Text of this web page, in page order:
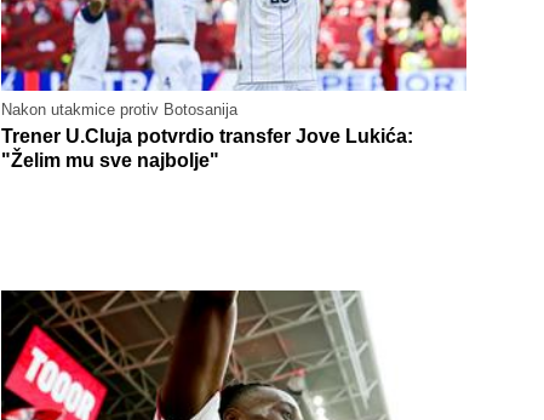
Nakon utakmice protiv Botosanija
Trener U.Cluja potvrdio transfer Jove Lukića:
"Želim mu sve najbolje"